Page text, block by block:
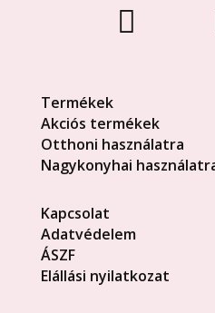

Termékek
Akciós termékek
Otthoni használatra
Nagykonyhai
Kapcsolat
Adatvédelem
ÁSZF
Elállási nyilatkozat